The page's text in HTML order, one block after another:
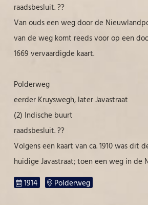
raadsbesluit. ??
Van ouds een weg door de
van de weg komt reeds voor op een
1669 vervaardigde kaart.
Polderweg
eerder Kruyswegh, later Javastraat
(2) Indische buurt
raadsbesluit. ??
Volgens een kaart van ca. 1910 was dit
huidige Javastraat; toen een weg in de
1914
Polderweg